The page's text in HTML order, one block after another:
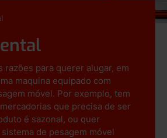
razões para querer alugar, em
maquina equipado com
móvel. Por exemplo, tem
que precisa de ser
é sazonal, ou quer
de pesagem móvel